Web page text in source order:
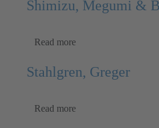
Shimizu, Megumi &
Read more
Stahlgren, Greger
Read more